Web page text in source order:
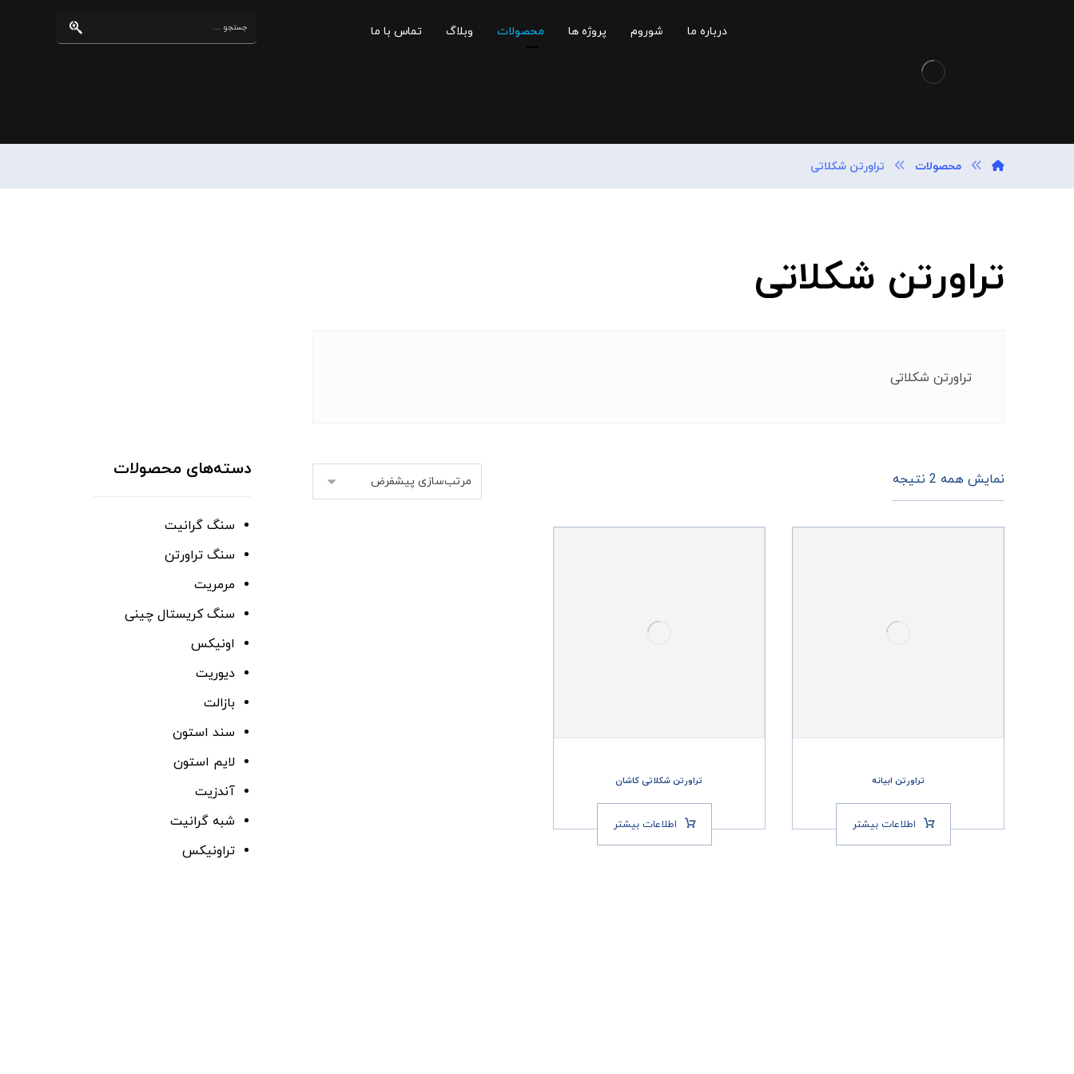
درباره ما شوروم پروژه ها محصولات وبلاگ تماس با ما
محصولات تراورتن شکلاتی
تراورتن شکلاتی
تراورتن شکلاتی
نمایش همه 2 نتیجه
تراورتن ابیانه
اطلاعات بیشتر
تراورتن شکلاتی کاشان
اطلاعات بیشتر
دسته‌های محصولات
سنگ گرانیت
سنگ تراورتن
مرمریت
سنگ کریستال چینی
اونیکس
دیوریت
بازالت
سند استون
لایم استون
آندزیت
شبه گرانیت
تراونیکس